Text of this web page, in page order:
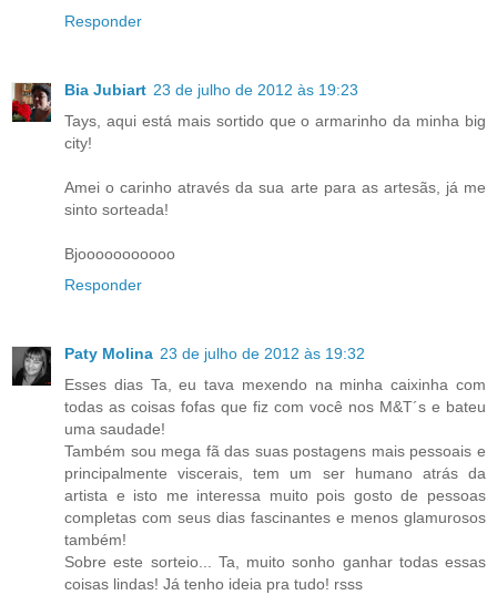
Responder
Bia Jubiart 23 de julho de 2012 às 19:23
Tays, aqui está mais sortido que o armarinho da minha big
city!
Amei o carinho através da sua arte para as artesãs, já me
sinto sorteada!
Bjooooooooooo
Responder
Paty Molina 23 de julho de 2012 às 19:32
Esses dias Ta, eu tava mexendo na minha caixinha com
todas as coisas fofas que fiz com você nos M&T´s e bateu
uma saudade!
Também sou mega fã das suas postagens mais pessoais e
principalmente viscerais, tem um ser humano atrás da
artista e isto me interessa muito pois gosto de pessoas
completas com seus dias fascinantes e menos glamurosos
também!
Sobre este sorteio... Ta, muito sonho ganhar todas essas
coisas lindas! Já tenho ideia pra tudo! rsss